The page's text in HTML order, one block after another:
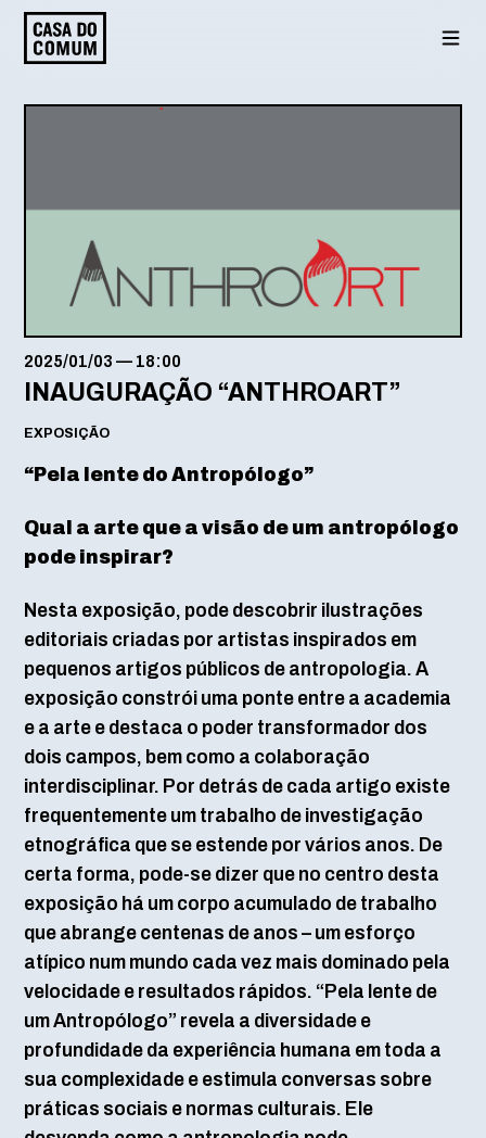
Saltar
para
2025/01/03 — 18:00
INAUGURAÇÃO “ANTHROART”
EXPOSIÇÃO
“Pela lente do Antropólogo”
Qual a arte que a visão de um antropólogo
pode inspirar?
Nesta exposição, pode descobrir ilustrações
editoriais criadas por artistas inspirados em
pequenos artigos públicos de antropologia. A
exposição constrói uma ponte entre a academia
e a arte e destaca o poder transformador dos
dois campos, bem como a colaboração
interdisciplinar. Por detrás de cada artigo existe
frequentemente um trabalho de investigação
etnográfica que se estende por vários anos. De
certa forma, pode-se dizer que no centro desta
exposição há um corpo acumulado de trabalho
que abrange centenas de anos – um esforço
atípico num mundo cada vez mais dominado pela
velocidade e resultados rápidos. “Pela lente de
um Antropólogo” revela a diversidade e
profundidade da experiência humana em toda a
sua complexidade e estimula conversas sobre
práticas sociais e normas culturais. Ele